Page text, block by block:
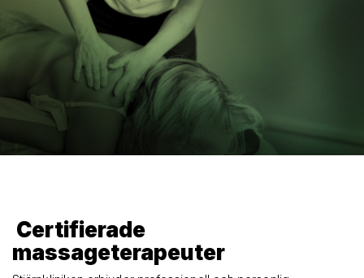
Certifierade
massageterapeuter